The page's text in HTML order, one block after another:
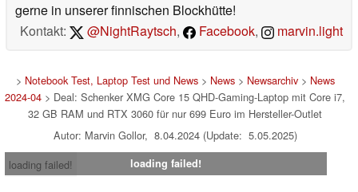
gerne in unserer finnischen Blockhütte!
Kontakt:
@NightRaytsch, Facebook, marvin.light
> Notebook Test, Laptop Test und News> News> Newsarchiv> News
2024-04 > Deal: Schenker XMG Core 15 QHD-Gaming-Laptop mit Core i7,
32 GB RAM und RTX 3060 für nur 699 Euro im Hersteller-Outlet
Autor: Marvin Gollor, 8.04.2024 (Update: 5.05.2025)
loading failed!
loading failed!